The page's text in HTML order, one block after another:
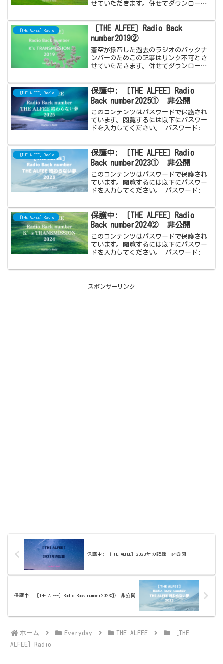
せていただきます。併せてダウンロード
音出来ているものもあれば途中できれて
いるものもありますがすべてアップロー
ドしています。ご注意くだ...
［THE ALFEE］Radio
［THE ALFEE］Radio Back
number2019②
蒼空が録音した過去のラジオのバックナ
ンバーのためこの記事はリンク不可とさ
せていただきます。併せてダウンロード
音出来ているものもあれば途中できれて
いるものもありますがすべてアップロー
ドしています。ご注意くだ...
［THE ALFEE］Radio
保護中: ［THE ALFEE］Radio
Back number2025① 非公開
このコンテンツはパスワードで保護され
ています。閲覧するには以下にパスワー
ドを入力してください。 パスワード:
［THE ALFEE］Radio
保護中: ［THE ALFEE］Radio
Back number2023① 非公開
このコンテンツはパスワードで保護され
ています。閲覧するには以下にパスワー
ドを入力してください。 パスワード:
［THE ALFEE］Radio
保護中: ［THE ALFEE］Radio
Back number2024② 非公開
このコンテンツはパスワードで保護され
ています。閲覧するには以下にパスワー
ドを入力してください。 パスワード:
スポンサーリンク
保護中: ［THE ALFEE］2023年の記録 非公開
保護中: ［THE ALFEE］Radio Back number2023① 非公開
ホーム Everyday THE ALFEE
［THE
ALFEE］Radio